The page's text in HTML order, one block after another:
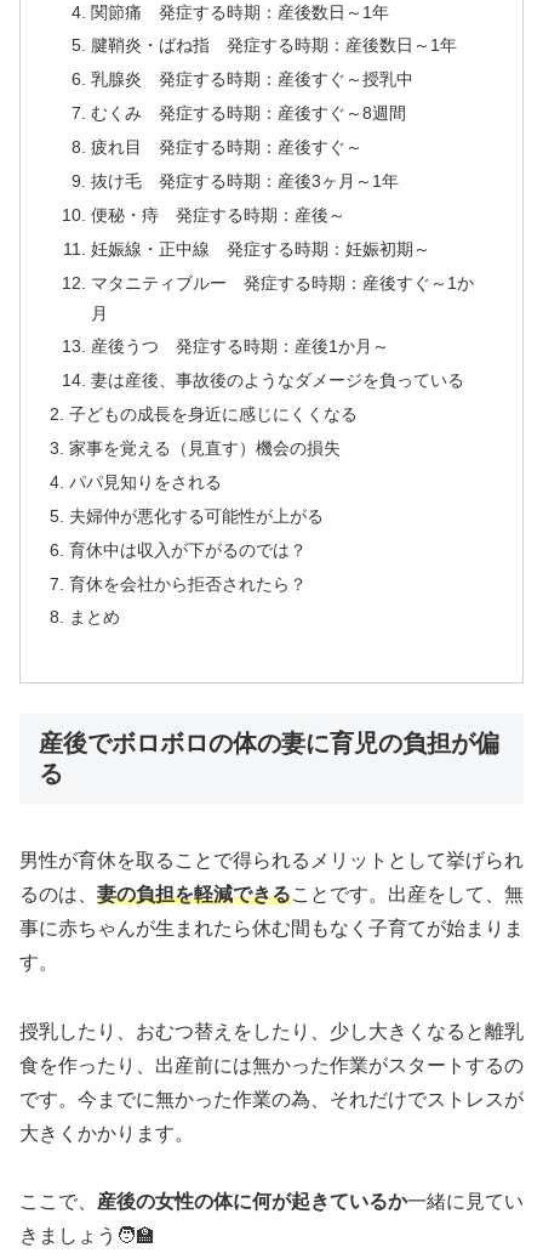
関節痛 発症する時期：産後数日～1年
腱鞘炎・ばね指 発症する時期：産後数日～1年
乳腺炎 発症する時期：産後すぐ～授乳中
むくみ 発症する時期：産後すぐ～8週間
疲れ目 発症する時期：産後すぐ～
抜け毛 発症する時期：産後3ヶ月～1年
便秘・痔 発症する時期：産後～
妊娠線・正中線 発症する時期：妊娠初期～
マタニティブルー 発症する時期：産後すぐ～1か
月
産後うつ 発症する時期：産後1か月～
妻は産後、事故後のようなダメージを負っている
子どもの成長を身近に感じにくくなる
家事を覚える（見直す）機会の損失
パパ見知りをされる
夫婦仲が悪化する可能性が上がる
育休中は収入が下がるのでは？
育休を会社から拒否されたら？
まとめ
産後でボロボロの体の妻に育児の負担が偏
る
男性が育休を取ることで得られるメリットとして挙げられ
るのは、 妻の負担を軽減できることです。出産をして、無
事に赤ちゃんが生まれたら休む間もなく子育てが始まりま
す。
授乳したり、おむつ替えをしたり、少し大きくなると離乳
食を作ったり、出産前には無かった作業がスタートするの
です。今までに無かった作業の為、それだけでストレスが
大きくかかります。
ここで、 産後の女性の体に何が起きているか一緒に見てい
きましょう🧑‍🏫